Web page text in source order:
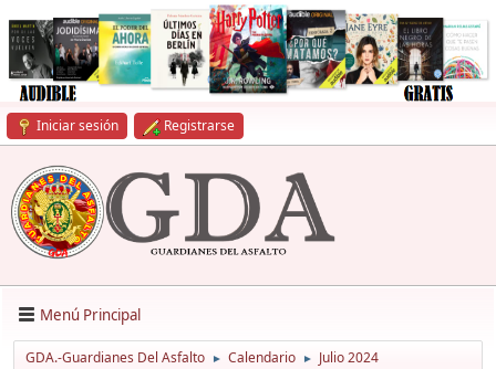
Iniciar sesión Registrarse
Menú Principal
GDA.-Guardianes Del Asfalto ► Calendario ► Julio 2024